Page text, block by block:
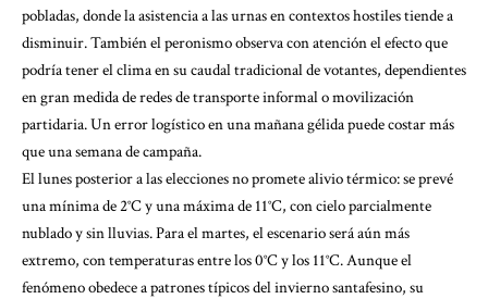
pobladas, donde la asistencia a las urnas en contextos hostiles tiende a
disminuir. También el peronismo observa con atención el efecto que
podría tener el clima en su caudal tradicional de votantes, dependientes
en gran medida de redes de transporte informal o movilización
partidaria. Un error logístico en una mañana gélida puede costar más
que una semana de campaña.
El lunes posterior a las elecciones no promete alivio térmico: se prevé
una mínima de 2°C y una máxima de 11°C, con cielo parcialmente
nublado y sin lluvias. Para el martes, el escenario será aún más
extremo, con temperaturas entre los 0°C y los 11°C. Aunque el
fenómeno obedece a patrones típicos del invierno santafesino, su